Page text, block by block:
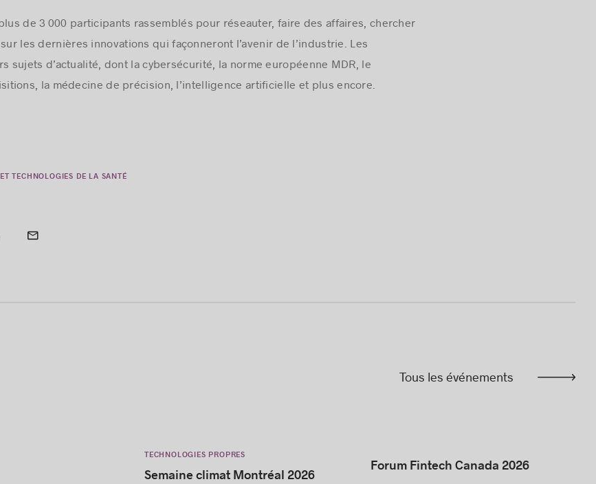
de 3 000 participants rassemblés pour réseauter, faire des affaires, chercher
les dernières innovations qui façonneront l’avenir de l’industrie. Les
sujets d’actualité, dont la cybersécurité, la norme européenne MDR, le
la médecine de précision, l’intelligence artificielle et plus encore.
TECHNOLOGIES DE LA SANTÉ
Tous les événements
TECHNOLOGIES PROPRES
Semaine climat Montréal 2026
Forum Fintech Canada 2026